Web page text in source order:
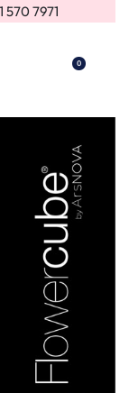
570 7971
0